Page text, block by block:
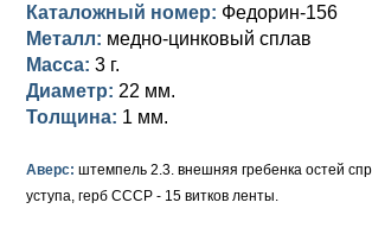
Серебро
Медь
Для Речи Посполитой
Каталожный номер: Федорин-156
Металл: медно-цинковый сплав
Масса: 3 г.
Диаметр: 22 мм.
Толщина: 1 мм.
Аверс: штемпель 2.3. внешняя гребенка остей
уступа, герб СССР - 15 витков ленты.